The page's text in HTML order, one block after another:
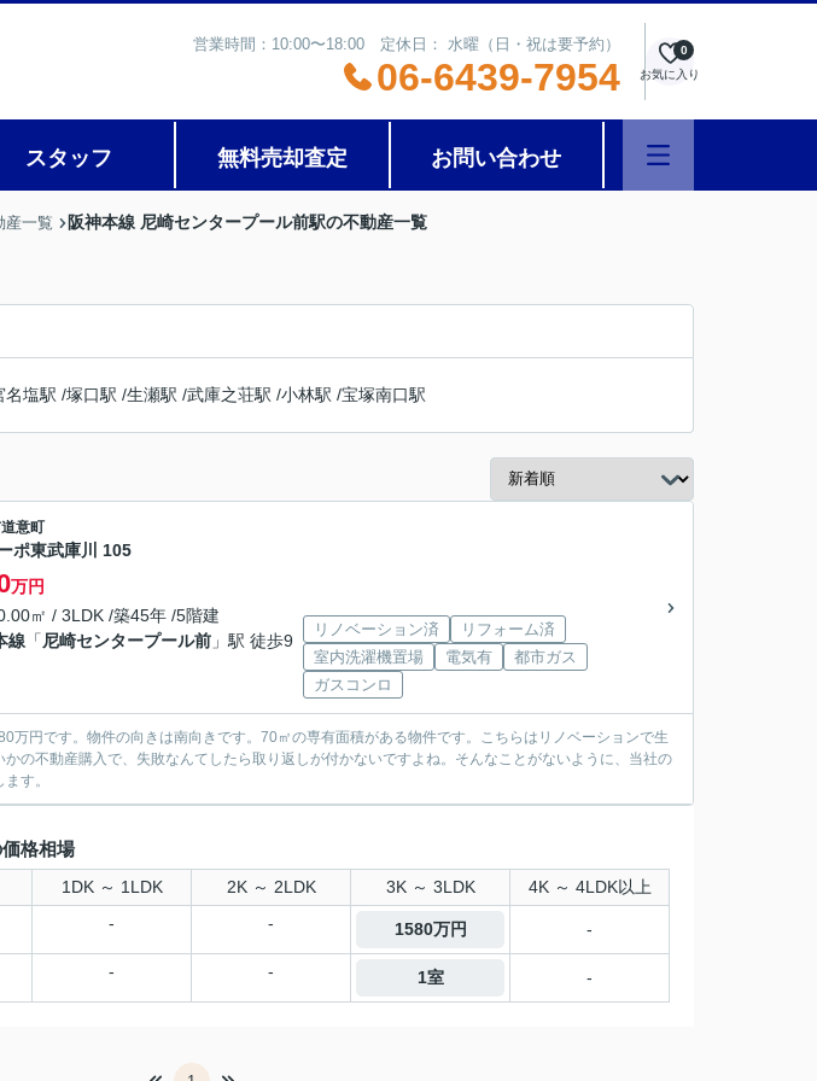
営業時間：10:00〜18:00 定休日： 水曜（日・祝は要予約）
06-6439-7954 お気に入り
0
スタッフ 無料売却査定 お問い合わせ
産一覧 阪神本線 尼崎センタープール前駅の不動産一覧
名塩駅 /塚口駅 /生瀬駅 /武庫之荘駅 /小林駅 /宝塚南口駅
道意町
ポ東武庫川 105
万円
㎡ / 3LDK /築45年 /5階建
線 「 尼崎センタープール前 」駅 徒歩9
リノベーション済
リフォーム済
室内洗濯機置場
電気有
都市ガス
ガスコンロ
万円です。物件の向きは南向きです。70㎡の専有面積がある物件です。こちらはリノベーションで生
の不動産購入で、失敗なんてしたら取り返しが付かないですよね。そんなことがないように、当社の
す。
格相場
1DK ～ 1LDK 2K ～ 2LDK 3K ～ 3LDK 4K ～ 4LDK以上
- - 1580万円 -
- - 1室 -